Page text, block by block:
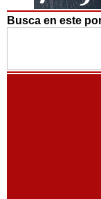
Busca en este